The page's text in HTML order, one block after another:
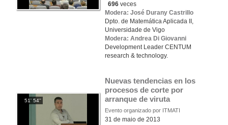
696 veces
Modera: José Durany Castrillo
Dpto. de Matemática Aplicada II,
Universidade de Vigo
Modera: Andrea Di Giovanni
Development Leader CENTUM
research & technology.
51' 54''
Nuevas tendencias en los
procesos de corte por
arranque de viruta
Evento organizado por ITMATI
31 de maio de 2013